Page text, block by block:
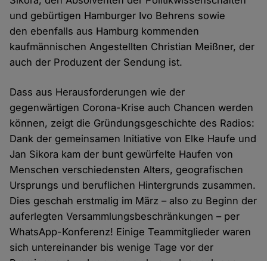
und gebürtigen Hamburger Ivo Behrens sowie
den ebenfalls aus Hamburg kommenden
kaufmännischen Angestellten Christian Meißner, der
auch der Produzent der Sendung ist.
Dass aus Herausforderungen wie der
gegenwärtigen Corona-Krise auch Chancen werden
können, zeigt die Gründungsgeschichte des Radios:
Dank der gemeinsamen Initiative von Elke Haufe und
Jan Sikora kam der bunt gewürfelte Haufen von
Menschen verschiedensten Alters, geografischen
Ursprungs und beruflichen Hintergrunds zusammen.
Dies geschah erstmalig im März – also zu Beginn der
auferlegten Versammlungsbeschränkungen – per
WhatsApp-Konferenz! Einige Teammitglieder waren
sich untereinander bis wenige Tage vor der